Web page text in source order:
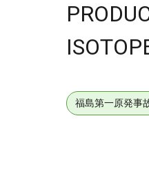
福島第一原発事